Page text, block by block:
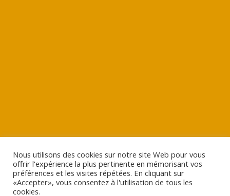
Nous utilisons des cookies sur notre site Web pour vous
offrir l'expérience la plus pertinente en mémorisant vos
préférences et les visites répétées. En cliquant sur
«Accepter», vous consentez à l'utilisation de tous les
cookies.